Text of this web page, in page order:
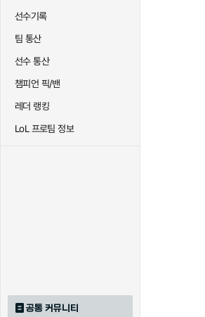
선수기록
팀 통산
선수 통산
챔피언 픽/밴
레더 랭킹
LoL 프로팀 정보
공통 커뮤니티